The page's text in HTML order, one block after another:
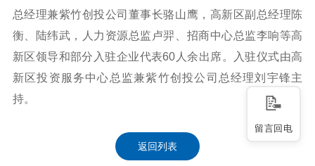
总经理兼紫竹创投公司董事长骆山鹰，高新区副总经理陈
衡、陆纬武，人力资源总监卢羿、招商中心总监李响等高
新区领导和部分入驻企业代表60人余出席。入驻仪式由高
新区投资服务中心总监兼紫竹创投公司总经理刘宇锋主
持。
返回列表
留言回电